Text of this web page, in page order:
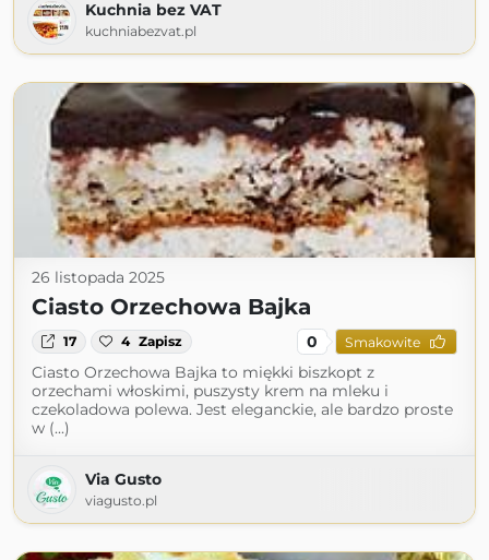
Kuchnia bez VAT
kuchniabezvat.pl
26 listopada 2025
Ciasto Orzechowa Bajka
17 4 Zapisz 0 Smakowite
Ciasto Orzechowa Bajka to miękki biszkopt z
orzechami włoskimi, puszysty krem na mleku i
czekoladowa polewa. Jest eleganckie, ale bardzo proste
w (...)
Via Gusto
viagusto.pl